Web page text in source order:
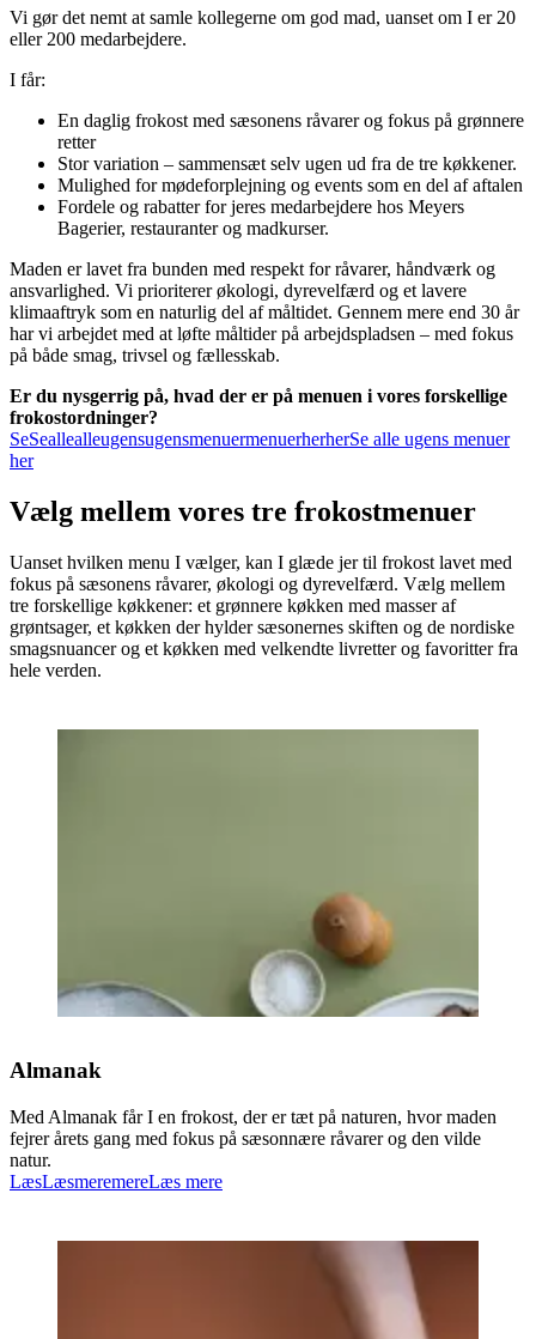
Vi gør det nemt at samle kollegerne om god mad, uanset om I er 20
eller 200 medarbejdere.
I får:
En daglig frokost med sæsonens råvarer og fokus på grønnere
retter
Stor variation – sammensæt selv ugen ud fra de tre køkkener.
Mulighed for mødeforplejning og events som en del af aftalen
Fordele og rabatter for jeres medarbejdere hos Meyers
Bagerier, restauranter og madkurser.
Maden er lavet fra bunden med respekt for råvarer, håndværk og
ansvarlighed. Vi prioriterer økologi, dyrevelfærd og et lavere
klimaaftryk som en naturlig del af måltidet. Gennem mere end 30 år
har vi arbejdet med at løfte måltider på arbejdspladsen – med fokus
på både smag, trivsel og fællesskab.
Er du nysgerrig på, hvad der er på menuen i vores forskellige
frokostordninger?
SeSeallealleugensugensmenuermenuerherherSe alle ugens menuer
her
Vælg mellem vores tre frokostmenuer
Uanset hvilken menu I vælger, kan I glæde jer til frokost lavet med
fokus på sæsonens råvarer, økologi og dyrevelfærd. Vælg mellem
tre forskellige køkkener: et grønnere køkken med masser af
grøntsager, et køkken der hylder sæsonernes skiften og de nordiske
smagsnuancer og et køkken med velkendte livretter og favoritter fra
hele verden.
Almanak
Med Almanak får I en frokost, der er tæt på naturen, hvor maden
fejrer årets gang med fokus på sæsonnære råvarer og den vilde
natur.
LæsLæsmeremereLæs mere